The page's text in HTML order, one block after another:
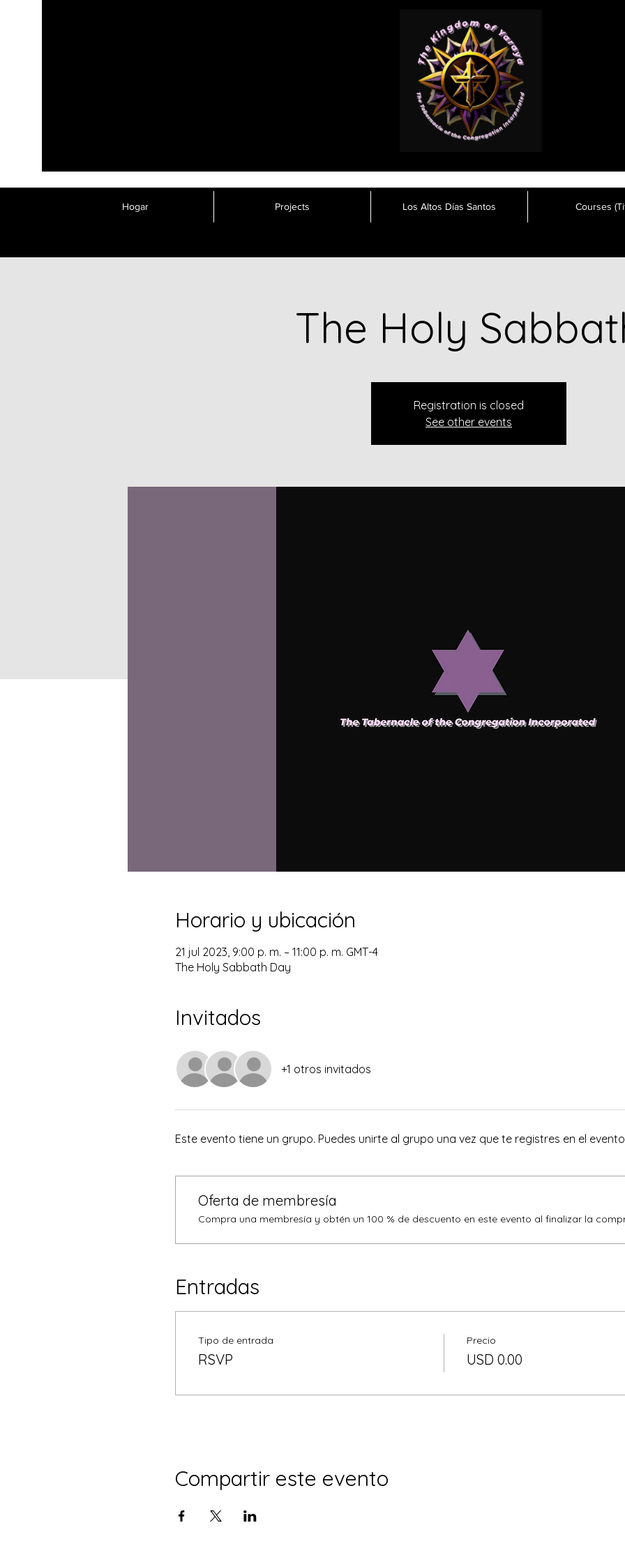
Hogar Projects Los Altos Días Santos Courses
The Holy
Registration is closed
See other events
Horario y ubicación
21 jul 2023, 9:00 p. m. – 11:00 p. m. GMT-4
The Holy Sabbath Day
Invitados
+1 otros invitados
Este evento tiene un grupo. Puedes unirte al grupo una vez que te registres en el
Oferta de membresía
Compra una membresía y obtén un 100 % de descuento en este evento al finalizar la
Entradas
Tipo de entrada
RSVP
Precio
USD 0.00
Compartir este evento